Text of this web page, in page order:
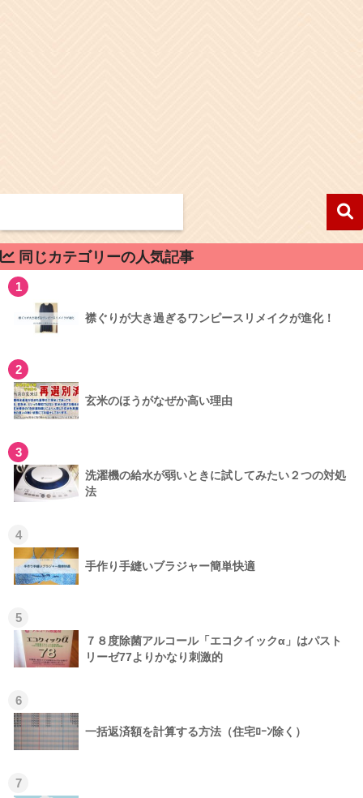
同じカテゴリーの人気記事
1
襟ぐりが大き過ぎるワンピースリメイクが進化！
2
玄米のほうがなぜか高い理由
3
洗濯機の給水が弱いときに試してみたい２つの対処
法
4
手作り手縫いブラジャー簡単快適
5
７８度除菌アルコール「エコクイックα」はパスト
リーゼ77よりかなり刺激的
6
一括返済額を計算する方法（住宅ﾛｰﾝ除く）
7